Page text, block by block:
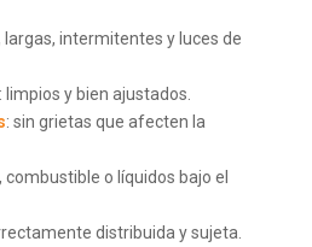
largas, intermitentes y luces de
: limpios y bien ajustados.
: sin grietas que afecten la
combustible o líquidos bajo el
distribuida y sujeta.